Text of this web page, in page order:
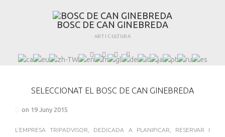
BOSC DE CAN GIN EBREDA
ART I CULTURA
SELECCIONAT EL BOSC DE CAN GINEBREDA
on 19 Juny 2015
L’EMPRESA TRIPADVISOR, DEDICADA A PLANIFICAR, RESERVAR I